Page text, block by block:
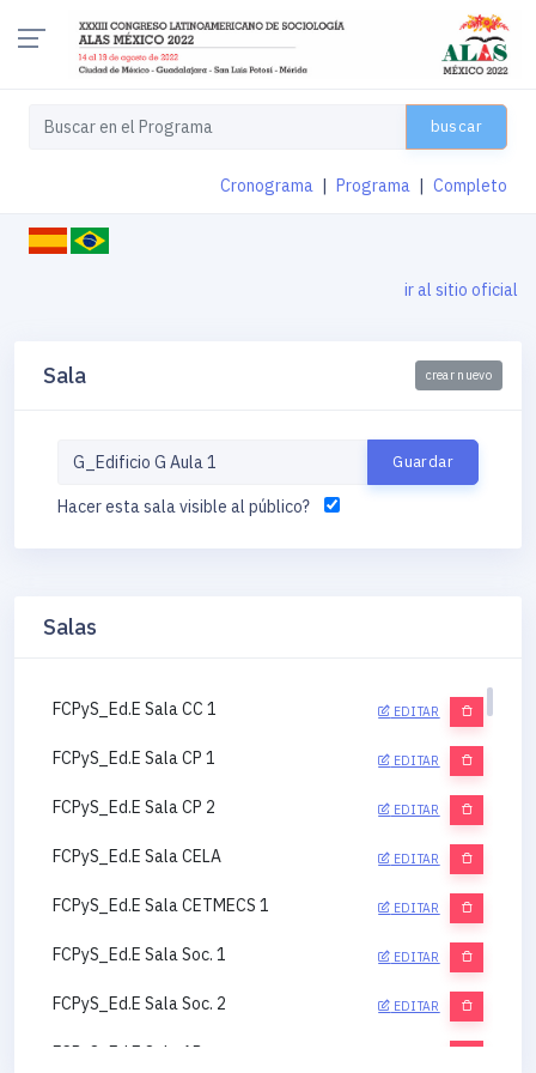
buscar
Cronograma Programa Completo
ir al sitio oficial
Sala crear nuevo
Hacer esta sala visible al público?
Salas
FCPyS_Ed.E Sala CC 1 EDITAR
FCPyS_Ed.E Sala CP 1 EDITAR
FCPyS_Ed.E Sala CP 2 EDITAR
FCPyS_Ed.E Sala CELA EDITAR
FCPyS_Ed.E Sala CETMECS 1 EDITAR
FCPyS_Ed.E Sala Soc. 1 EDITAR
FCPyS_Ed.E Sala Soc. 2 EDITAR
FCPyS_Ed.E Sala AP